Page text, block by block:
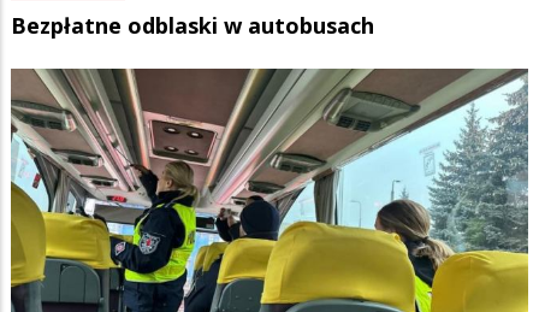
Bezpłatne odblaski w autobusach